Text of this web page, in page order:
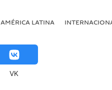
AMÉRICA LATINA
VK